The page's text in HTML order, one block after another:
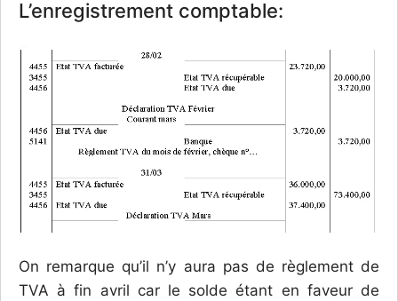
L’enregistrement comptable:
On remarque qu’il n’y aura pas de règlement de
TVA à fin avril car le solde étant en faveur de